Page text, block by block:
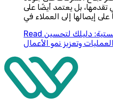
تقدمها، بل يعتمد أيضًا على
على إيصالها إلى العملاء في
Read دليلك لتحسين
وتعزيز نمو الأعمال